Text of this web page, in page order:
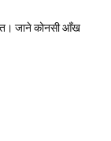
जाने कोनसी आँख